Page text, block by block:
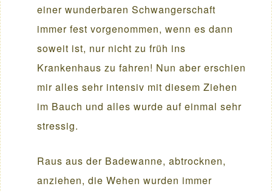
einer wunderbaren Schwangerschaft
immer fest vorgenommen, wenn es dann
soweit ist, nur nicht zu früh ins
Krankenhaus zu fahren! Nun aber erschien
mir alles sehr intensiv mit diesem Ziehen
im Bauch und alles wurde auf einmal sehr
stressig.
Raus aus der Badewanne, abtrocknen,
anziehen, die Wehen wurden immer